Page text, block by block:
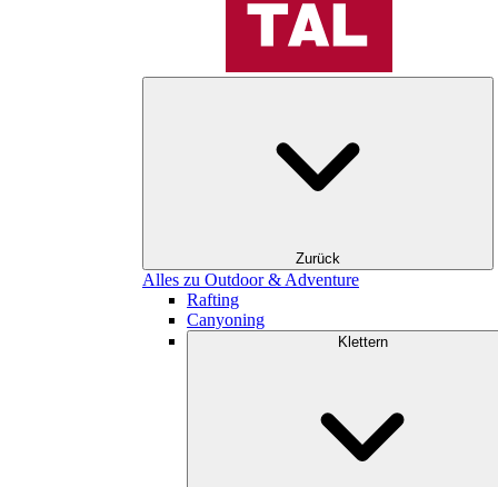
Zurück
Alles zu Outdoor & Adventure
Rafting
Canyoning
Klettern